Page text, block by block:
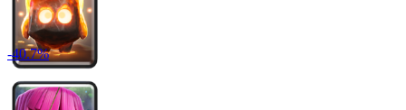
-40.7%